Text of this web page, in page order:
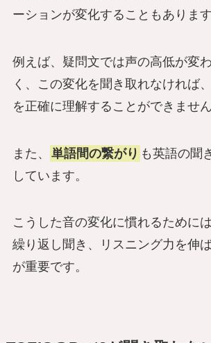
ーションが変化することもあります
例えば、疑問文では声の高低が変
く、この変化を聞き取れなければ
を正確に理解することができません
また、 単語間の繋がり も英語の聞
しています。
こうした音の変化に慣れるために
繰り返し聞き、リスニング力を伸
が重要です。